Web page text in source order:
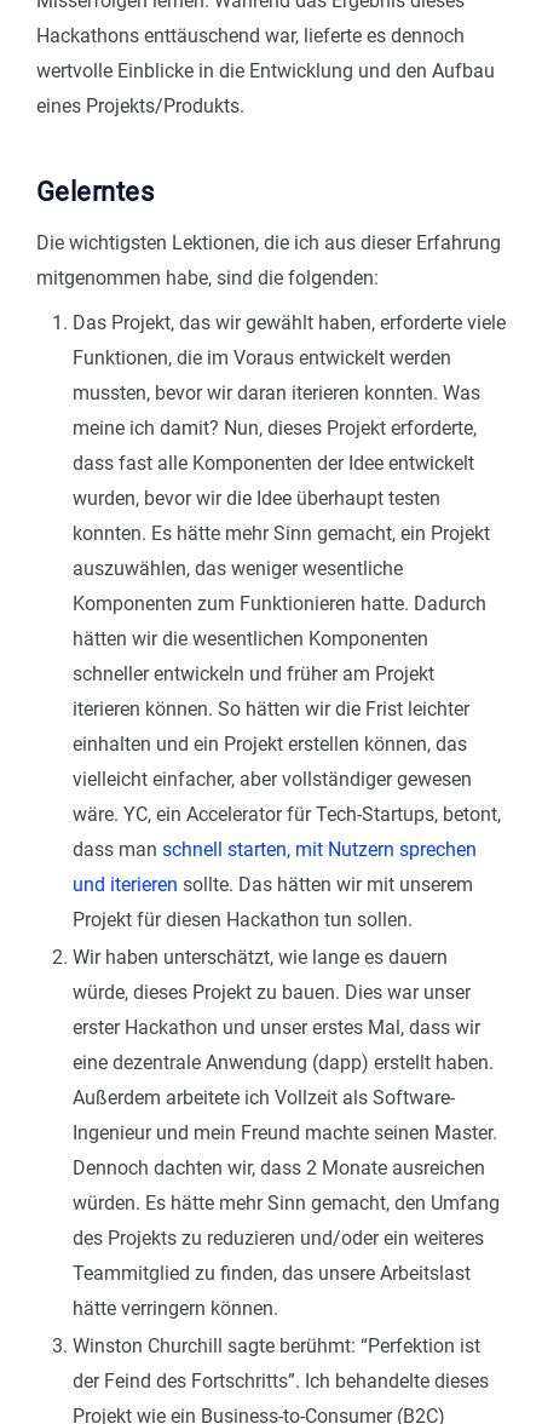
Hackathons enttäuschend war, lieferte es dennoch
wertvolle Einblicke in die Entwicklung und den Aufbau
eines Projekts/Produkts.
Gelerntes
Die wichtigsten Lektionen, die ich aus dieser Erfahrung
mitgenommen habe, sind die folgenden:
Das Projekt, das wir gewählt haben, erforderte viele
Funktionen, die im Voraus entwickelt werden
mussten, bevor wir daran iterieren konnten. Was
meine ich damit? Nun, dieses Projekt erforderte,
dass fast alle Komponenten der Idee entwickelt
wurden, bevor wir die Idee überhaupt testen
konnten. Es hätte mehr Sinn gemacht, ein Projekt
auszuwählen, das weniger wesentliche
Komponenten zum Funktionieren hatte. Dadurch
hätten wir die wesentlichen Komponenten
schneller entwickeln und früher am Projekt
iterieren können. So hätten wir die Frist leichter
einhalten und ein Projekt erstellen können, das
vielleicht einfacher, aber vollständiger gewesen
wäre. YC, ein Accelerator für Tech-Startups, betont,
dass man schnell starten, mit Nutzern sprechen
und iterieren sollte. Das hätten wir mit unserem
Projekt für diesen Hackathon tun sollen.
Wir haben unterschätzt, wie lange es dauern
würde, dieses Projekt zu bauen. Dies war unser
erster Hackathon und unser erstes Mal, dass wir
eine dezentrale Anwendung (dapp) erstellt haben.
Außerdem arbeitete ich Vollzeit als Software-
Ingenieur und mein Freund machte seinen Master.
Dennoch dachten wir, dass 2 Monate ausreichen
würden. Es hätte mehr Sinn gemacht, den Umfang
des Projekts zu reduzieren und/oder ein weiteres
Teammitglied zu finden, das unsere Arbeitslast
hätte verringern können.
Winston Churchill sagte berühmt: “Perfektion ist
der Feind des Fortschritts”. Ich behandelte dieses
Projekt wie ein Business-to-Consumer (B2C)